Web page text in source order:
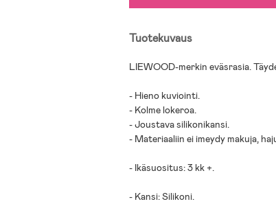
Tuotekuvaus
LIEWOOD-merkin eväsrasia.
- Hieno kuviointi.
- Kolme lokeroa.
- Joustava silikonikansi.
- Materiaaliin ei imeydy makuja,
- Ikäsuositus: 3 kk +.
- Kansi: Silikoni.